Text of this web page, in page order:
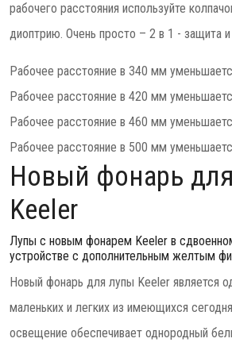
рабочего расстояния используйте
диоптрию. Очень просто – 2 в 1 - защита и
Рабочее расстояние в 340 мм
Рабочее расстояние в 420 мм
Рабочее расстояние в 460 мм
Рабочее расстояние в 500 мм
Новый фонарь
Keeler
Лупы с новым фонарем Keeler в
устройстве с дополнительным желтым
Новый фонарь для лупы Keeler является
маленьких и легких из имеющихся
освещение обеспечивает однородный